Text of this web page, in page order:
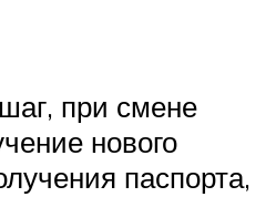
при смене
нового
паспорта,